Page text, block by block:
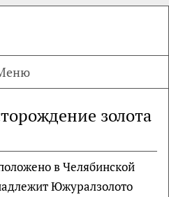
золота
в Челябинской
Южуралзолото